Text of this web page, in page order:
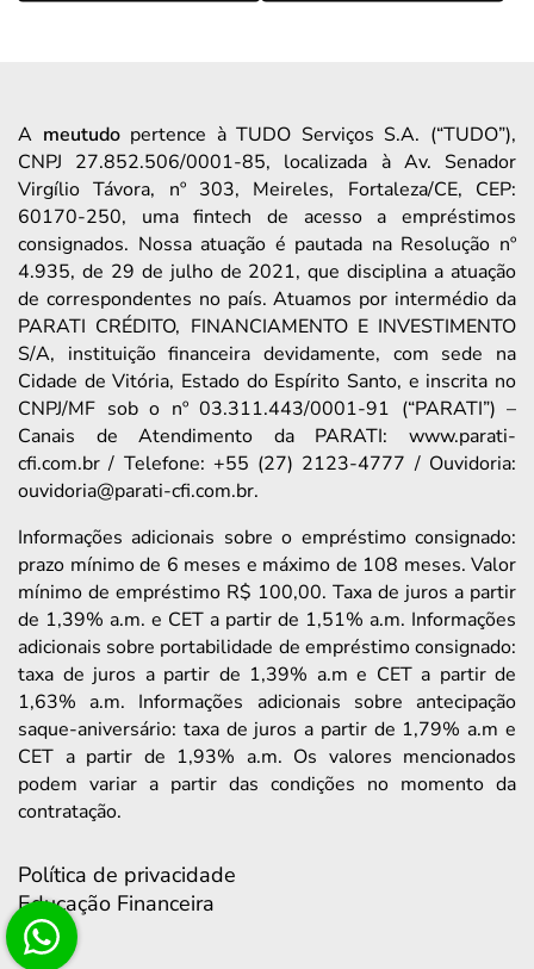
A meutudopertence à TUDO Serviços S.A. (“TUDO”),
CNPJ 27.852.506/0001-85, localizada à Av. Senador
Virgílio Távora, nº 303, Meireles, Fortaleza/CE, CEP:
60170-250, uma fintech de acesso a empréstimos
consignados. Nossa atuação é pautada na Resolução nº
4.935, de 29 de julho de 2021, que disciplina a atuação
de correspondentes no país. Atuamos por intermédio da
PARATI CRÉDITO, FINANCIAMENTO E INVESTIMENTO
S/A, instituição financeira devidamente, com sede na
Cidade de Vitória, Estado do Espírito Santo, e inscrita no
CNPJ/MF sob o nº 03.311.443/0001-91 (“PARATI”) –
Canais de Atendimento da PARATI: www.parati-
cfi.com.br / Telefone: +55 (27) 2123-4777 / Ouvidoria:
ouvidoria@parati-cfi.com.br.
Informações adicionais sobre o empréstimo consignado:
prazo mínimo de 6 meses e máximo de 108 meses. Valor
mínimo de empréstimo R$ 100,00. Taxa de juros a partir
de 1,39% a.m. e CET a partir de 1,51% a.m. Informações
adicionais sobre portabilidade de empréstimo consignado:
taxa de juros a partir de 1,39% a.m e CET a partir de
1,63% a.m. Informações adicionais sobre antecipação
saque-aniversário: taxa de juros a partir de 1,79% a.m e
CET a partir de 1,93% a.m. Os valores mencionados
podem variar a partir das condições no momento da
contratação.
Política de privacidade
Educação Financeira